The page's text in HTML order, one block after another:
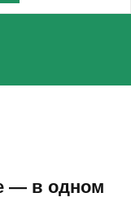
— в одном